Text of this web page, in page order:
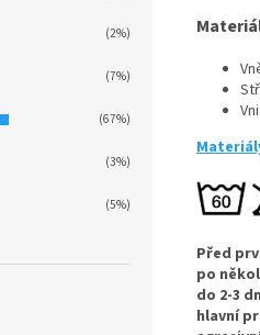
(2%)
(7%)
(67%)
(3%)
(5%)
Před
po
do 2-3
hlavní